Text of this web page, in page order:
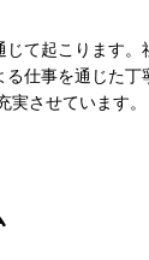
て起こります
仕事を通じ
させています。